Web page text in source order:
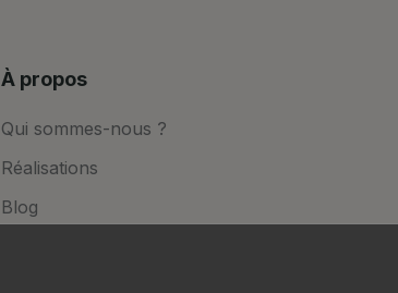
À propos
Qui sommes-nous ?
Réalisations
Blog